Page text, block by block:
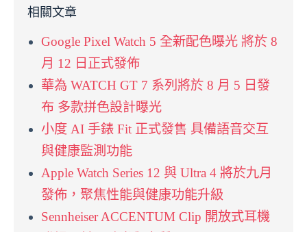
相關文章
Google Pixel Watch 5 全新配色曝光 將於 8
月 12 日正式發佈
華為 WATCH GT 7 系列將於 8 月 5 日發
布 多款拼色設計曝光
小度 AI 手錶 Fit 正式發售 具備語音交互
與健康監測功能
Apple Watch Series 12 與 Ultra 4 將於九月
發佈，聚焦性能與健康功能升級
Sennheiser ACCENTUM Clip 開放式耳機